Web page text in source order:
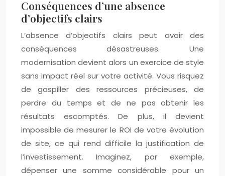
Conséquences d’une absence
d’objectifs clairs
L’absence d’objectifs clairs peut avoir des
conséquences désastreuses. Une
modernisation devient alors un exercice de style
sans impact réel sur votre activité. Vous risquez
de gaspiller des ressources précieuses, de
perdre du temps et de ne pas obtenir les
résultats escomptés. De plus, il devient
impossible de mesurer le ROI de votre évolution
de site, ce qui rend difficile la justification de
l’investissement. Imaginez, par exemple,
dépenser une somme considérable pour un